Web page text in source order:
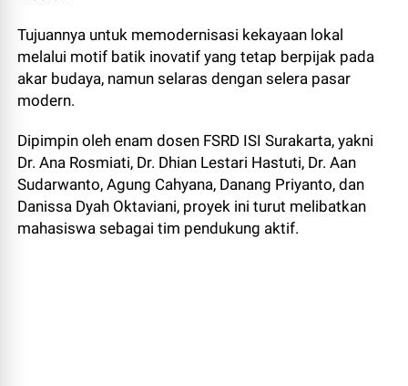
Tujuannya untuk memodernisasi kekayaan lokal
melalui motif batik inovatif yang tetap berpijak pada
akar budaya, namun selaras dengan selera pasar
modern.
Dipimpin oleh enam dosen FSRD ISI Surakarta, yakni
Dr. Ana Rosmiati, Dr. Dhian Lestari Hastuti, Dr. Aan
Sudarwanto, Agung Cahyana, Danang Priyanto, dan
Danissa Dyah Oktaviani, proyek ini turut melibatkan
mahasiswa sebagai tim pendukung aktif.